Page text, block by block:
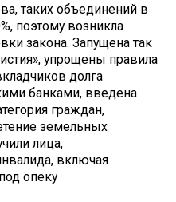
таких объединений в
поэтому возникла
закона. Запущена так
упрощены правила
долга
банками, введена
граждан,
земельных
лица,
включая
опеку